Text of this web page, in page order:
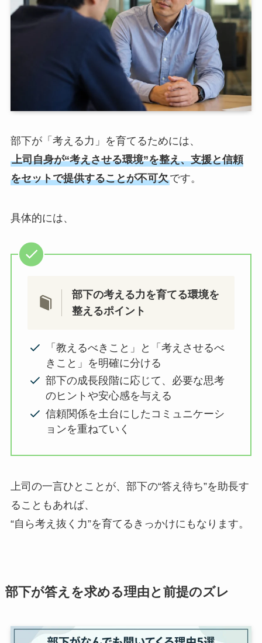
部下が「考える力」を育てるためには、
上司自身が“考えさせる環境”を整え、支援と信頼
をセットで提供することが不可欠です。
具体的には、
部下の考える力を育てる環境を
整えるポイント
「教えるべきこと」と「考えさせるべ
きこと」を明確に分ける
部下の成長段階に応じて、必要な思考
のヒントや安心感を与える
信頼関係を土台にしたコミュニケーシ
ョンを重ねていく
上司の一言ひとことが、部下の“答え待ち”を助長す
ることもあれば、
“自ら考え抜く力”を育てるきっかけにもなります。
部下が答えを求める理由と前提のズレ